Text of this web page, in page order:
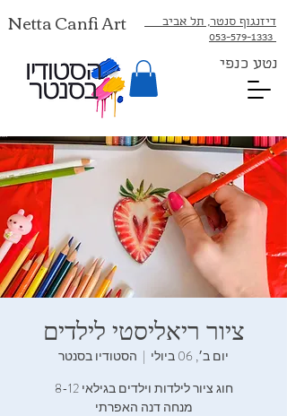
דיזנגוף סנטר, תל אביב
053-579-1333⁩
Netta Canfi Art
נטע כנפי
ציור ריאליסטי לילדים
יום ב׳, 06 ביולי
  |
הסטודיו בסנטר